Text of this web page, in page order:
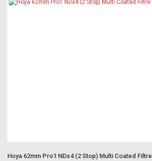
Hoya 62mm Pro1 NDx4 (2 Stop) Multi Coated Filtre